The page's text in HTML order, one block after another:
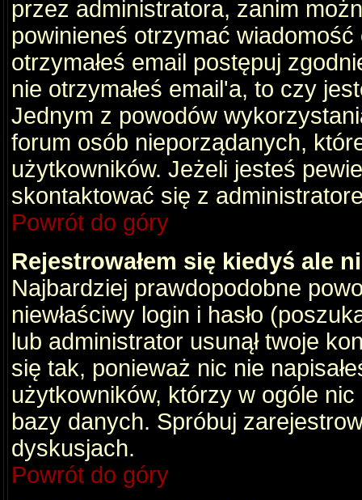
przez administratora, zanim
powinieneś otrzymać
otrzymałeś email postępuj
nie otrzymałeś email'a, to czy
Jednym z powodów
forum osób nieporządanych,
użytkowników. Jeżeli jesteś
skontaktować się z
Powrót do góry
Rejestrowałem się kiedyś ale
Najbardziej prawdopodobne
niewłaściwy login i hasło
lub administrator usunął twoje
się tak, ponieważ nic nie
użytkowników, którzy w ogóle
bazy danych. Spróbuj
dyskusjach.
Powrót do góry